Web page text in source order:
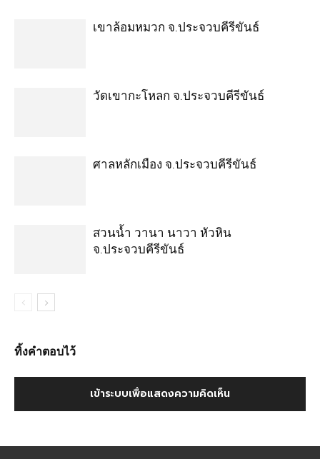
เขาล้อมหมวก จ.ประจวบคีรีขันธ์
วัดเขากะโหลก จ.ประจวบคีรีขันธ์
ศาลหลักเมือง จ.ประจวบคีรีขันธ์
สวนน้ำ วานา นาวา หัวหิน
จ.ประจวบคีรีขันธ์
ทิ้งคำตอบไว้
เข้าระบบเพื่อแสดงความคิดเห็น